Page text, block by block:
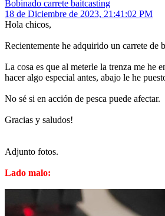
Bobinado carrete baitcasting
18 de Diciembre de 2023, 21:41:02 PM
Hola chicos,
Recientemente he adquirido un carrete de
La cosa es que al meterle la trenza me
hacer algo especial antes, abajo le he
No sé si en acción de pesca puede afectar.
Gracias y saludos!
Adjunto fotos.
Lado malo: